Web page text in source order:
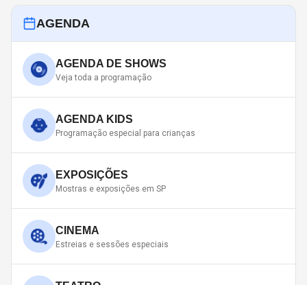
AGENDA
AGENDA DE SHOWS
Veja toda a programação
AGENDA KIDS
Programação especial para crianças
EXPOSIÇÕES
Mostras e exposições em SP
CINEMA
Estreias e sessões especiais